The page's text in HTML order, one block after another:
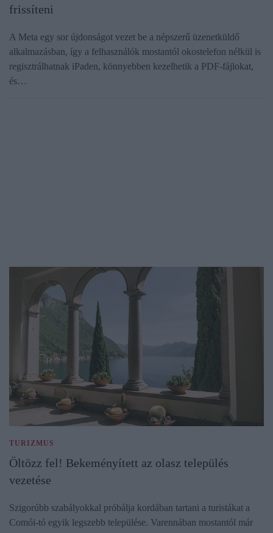
frissíteni
A Meta egy sor újdonságot vezet be a népszerű üzenetküldő
alkalmazásban, így a felhasználók mostantól okostelefon nélkül is
regisztrálhatnak iPaden, könnyebben kezelhetik a PDF-fájlokat,
és…
TURIZMUS
Öltözz fel! Bekeményített az olasz település
vezetése
Szigorúbb szabályokkal próbálja kordában tartani a turistákat a
Comói-tó egyik legszebb települése. Varennában mostantól már